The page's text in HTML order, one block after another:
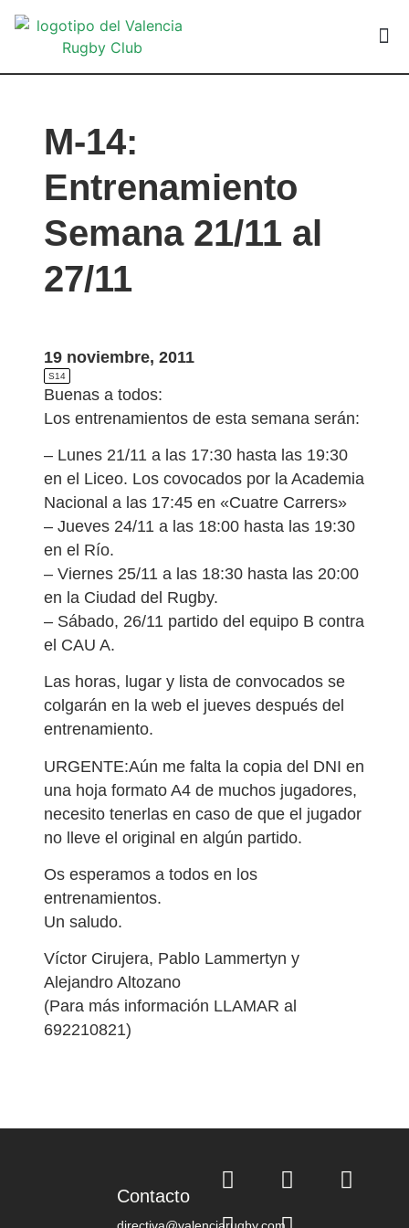
M-14:
Entrenamiento
Semana 21/11 al
27/11
19 noviembre, 2011
S14
Buenas a todos:
Los entrenamientos de esta semana serán:
– Lunes 21/11 a las 17:30 hasta las 19:30
en el Liceo. Los covocados por la Academia
Nacional a las 17:45 en «Cuatre Carrers»
– Jueves 24/11 a las 18:00 hasta las 19:30
en el Río.
– Viernes 25/11 a las 18:30 hasta las 20:00
en la Ciudad del Rugby.
– Sábado, 26/11 partido del equipo B contra
el CAU A.
Las horas, lugar y lista de convocados se
colgarán en la web el jueves después del
entrenamiento.
URGENTE:Aún me falta la copia del DNI en
una hoja formato A4 de muchos jugadores,
necesito tenerlas en caso de que el jugador
no lleve el original en algún partido.
Os esperamos a todos en los
entrenamientos.
Un saludo.
Víctor Cirujera, Pablo Lammertyn y
Alejandro Altozano
(Para más información LLAMAR al
692210821)
Contacto